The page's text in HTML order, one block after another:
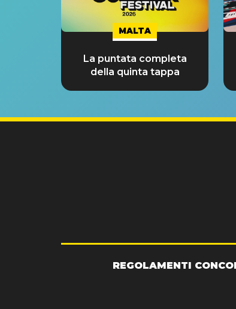
MALTA
La puntata completa
della quinta tappa
REGOLAMENTI